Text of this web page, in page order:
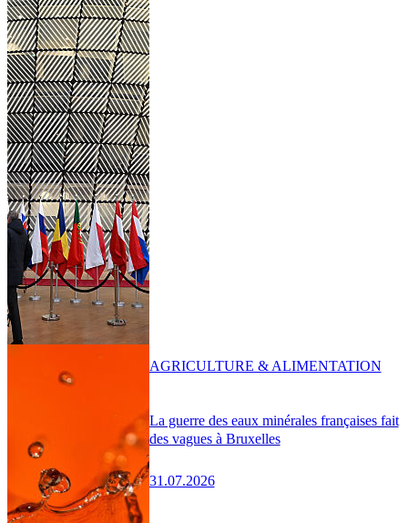
La guerre des eaux minérales françaises fait
des vagues à Bruxelles
31.07.2026
AGRICULTURE & ALIMENTATION